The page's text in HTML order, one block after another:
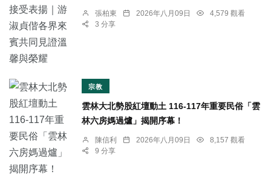
張柏東 2026年八月09日
4,579 觀看
3 分享
宗教
雲林大北勢股紅壇動土 116-117年重要民俗「雲
林六房媽過爐」揭開序幕！
陳信利 2026年八月09日
8,157 觀看
9 分享